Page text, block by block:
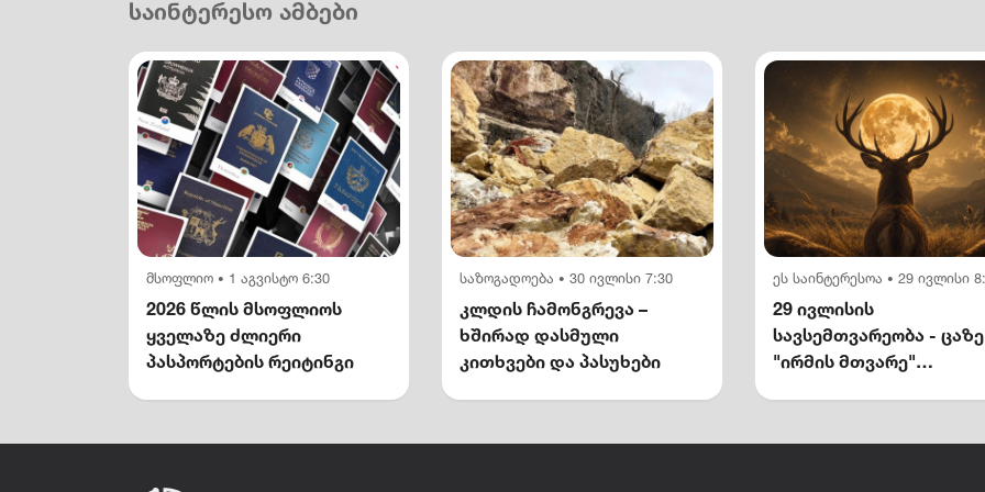
საინტერესო ამბები
მსოფლიო • 1 აგვისტო 6:30
2026 წლის მსოფლიოს
ყველაზე ძლიერი
პასპორტების რეიტინგი
საზოგადოება • 30 ივლისი 7:30
კლდის ჩამონგრევა –
ხშირად დასმული
კითხვები და პასუხები
ეს საინტერესოა • 29 ივლისი
29 ივლისის
სავსემთვარეობა - ცაზე
"ირმის მთვარე"